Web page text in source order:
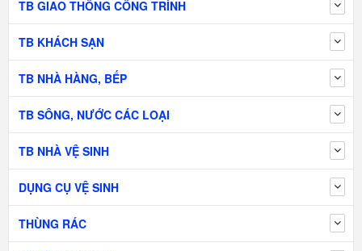
TB GIAO THÔNG CÔNG TRÌNH
TB KHÁCH SẠN
TB NHÀ HÀNG, BẾP
TB SÔNG, NƯỚC CÁC LOẠI
TB NHÀ VỆ SINH
DỤNG CỤ VỆ SINH
THÙNG RÁC